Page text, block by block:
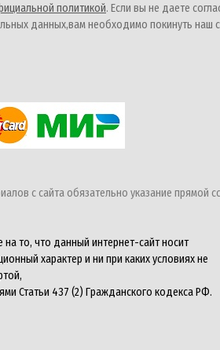
политикой. Если вы не даете
данных,вам необходимо покинуть наш
с сайта обязательно указание прямой
то, что данный интернет-сайт носит
характер и ни при каких условиях не
Статьи 437 (2) Гражданского кодекса РФ.